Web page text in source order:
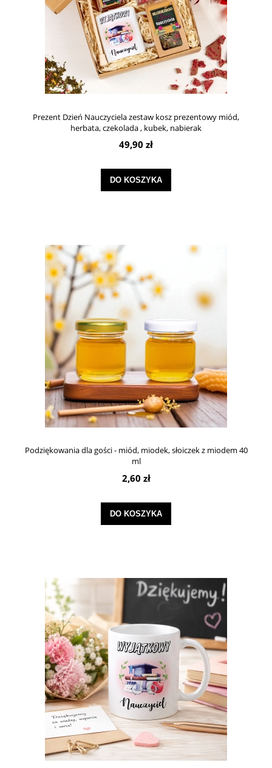
Prezent Dzień Nauczyciela zestaw kosz prezentowy miód,
herbata, czekolada , kubek, nabierak
49,90 zł
DO KOSZYKA
Podziękowania dla gości - miód, miodek, słoiczek z miodem 40
ml
2,60 zł
DO KOSZYKA